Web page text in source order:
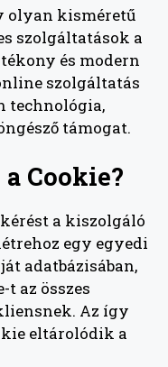
olyan kisméretű
szolgáltatások a
és modern
szolgáltatás
technológia,
támogat.
Cookie?
a kiszolgáló
egy egyedi
adatbázisában,
az összes
Az így
eltárolódik a